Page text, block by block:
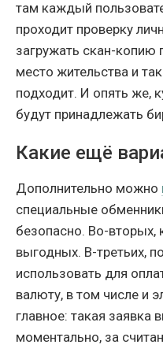
там каждый
проходит проверку
загружать скан-копию
место жительства и
подходит. И опять же,
будут принадлежать
Какие ещё
Дополнительно можно
специальные
безопасно. Во-
выгодных. В-третьих,
использовать для
валюту, в том числе и
главное: такая заявка
моментально, за